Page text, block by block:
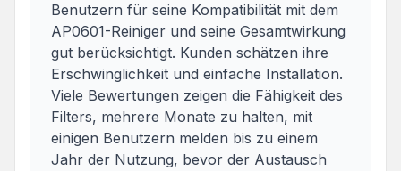
Benutzern für seine Kompatibilität mit dem
AP0601-Reiniger und seine Gesamtwirkung
gut berücksichtigt. Kunden schätzen ihre
Erschwinglichkeit und einfache Installation.
Viele Bewertungen zeigen die Fähigkeit des
Filters, mehrere Monate zu halten, mit
einigen Benutzern melden bis zu einem
Jahr der Nutzung, bevor der Austausch